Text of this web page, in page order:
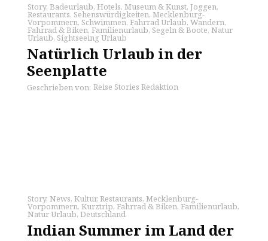
Story, Badeurlaub, Hotels, Museum & Kunst, Joggen,
Restaurants, Sehenswürdigkeiten, Mecklenburg-
Vorpommern, Schwimmen, Fahrrad Urlaub, Wandern,
Fahrrad & Biken, Familienurlaub, Segeln & Boote, Natur
Urlaub, Sightseeing Urlaub
Natürlich Urlaub in der
Seenplatte
Geschrieben von: Reise Stories Redaktion
Story, News, Kultur, Restaurants, Mecklenburg-
Vorpommern, Kurztrip, Fahrrad & Biken, Familienurlaub,
Natur Urlaub, Deutschland
Indian Summer im Land der